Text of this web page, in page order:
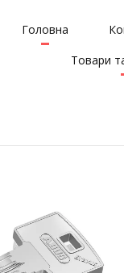
Головна
Товари